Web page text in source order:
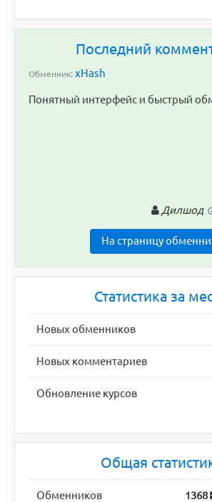
Последний
Обменник: xHash
Понятный интерфейс и быстрый
Дилшод
На страницу
Статистика за
Новых обменников
Новых комментариев
Обновление курсов
Общая
Обменников 1368